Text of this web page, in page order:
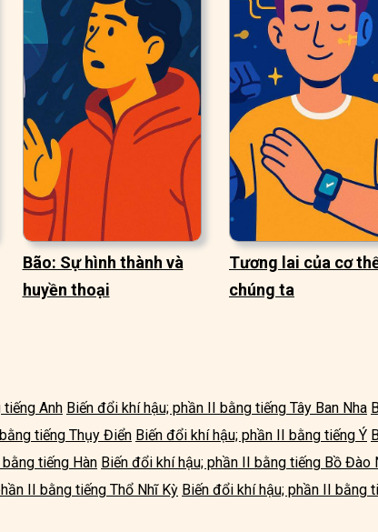
Bão: Sự hình thành và
huyền thoại
Tương lai của cơ
chúng ta
tiếng Anh Biến đổi khí hậu; phần II bằng tiếng Tây Ban Nha
tiếng Thụy Điển Biến đổi khí hậu; phần II bằng tiếng Ý
tiếng Hàn Biến đổi khí hậu; phần II bằng tiếng Bồ Đào
II bằng tiếng Thổ Nhĩ Kỳ Biến đổi khí hậu; phần II bằng